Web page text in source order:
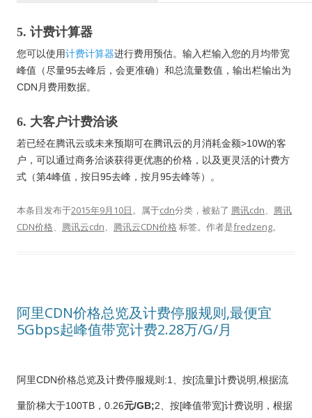
5. 计费计算器
您可以使用计费计算器进行费用预估。输入栏输入您的月均带宽
峰值（尽量95去峰后，会更准确）和总流量数值，输出栏输出为
CDN月费用数据。
6. 大客户计费洽谈
若已经在腾讯云或未来预期可在腾讯云的月消耗金额>10W的客
户，可以通过商务洽谈获得更优惠的价格，以及更灵活的计费方
式（第4峰值，按日95去峰，按月95去峰等）。
本条目发布于2015年9月10日。属于cdn分类，被贴了 腾讯cdn、 腾讯
CDN价格、 腾讯云cdn、 腾讯云CDN价格 标签。 作者是fredzeng。
阿里CDN价格总览及计费停服规则,最便宜
5Gbps起峰值带宽计费2.28万/G/月
阿里CDN价格总览及计费停服规则:1、按[流量]计费说明,根据流
量阶梯大于100TB， 0.26元/GB;2、按[峰值带宽]计费说明，根据